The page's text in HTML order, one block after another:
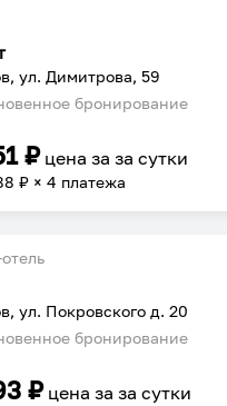
ул. Димитрова, 59
бронирование
₽ цена заза сутки
₽ × 4 платежа
ул. Покровского д. 20
бронирование
₽ цена заза сутки